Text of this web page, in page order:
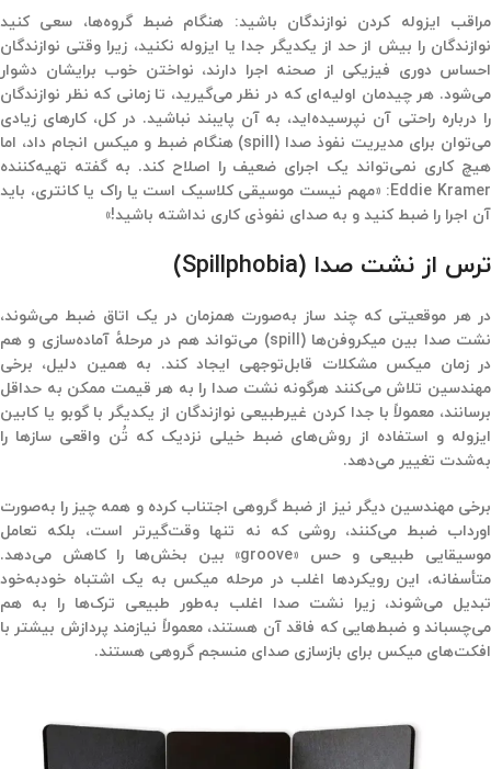
مراقب ایزوله کردن نوازندگان باشید: هنگام ضبط گروه‌ها، سعی کنید
نوازندگان را بیش از حد از یکدیگر جدا یا ایزوله نکنید، زیرا وقتی نوازندگان
احساس دوری فیزیکی از صحنه اجرا دارند، نواختن خوب برایشان دشوار
می‌شود. هر چیدمان اولیه‌ای که در نظر می‌گیرید، تا زمانی که نظر نوازندگان
را درباره راحتی آن نپرسیده‌اید، به آن پایبند نباشید. در کل، کارهای زیادی
می‌توان برای مدیریت نفوذ صدا (spill) هنگام ضبط و میکس انجام داد، اما
هیچ کاری نمی‌تواند یک اجرای ضعیف را اصلاح کند. به گفته تهیه‌کننده
Eddie Kramer: «مهم نیست موسیقی کلاسیک است یا راک یا کانتری، باید
آن اجرا را ضبط کنید و به صدای نفوذی کاری نداشته باشید!»
ترس از نشت صدا (Spillphobia)
در هر موقعیتی که چند ساز به‌صورت همزمان در یک اتاق ضبط می‌شوند،
نشت صدا بین میکروفن‌ها (spill)
می‌تواند هم در مرحلهٔ آماده‌سازی و هم
در زمان میکس مشکلات قابل‌توجهی ایجاد کند. به همین دلیل، برخی
مهندسین تلاش می‌کنند هرگونه نشت صدا را به هر قیمت ممکن به حداقل
برسانند، معمولاً با جدا کردن غیرطبیعی نوازندگان از یکدیگر با گوبو یا کابین
ایزوله و استفاده از روش‌های ضبط خیلی نزدیک که تُن واقعی سازها را
به‌شدت تغییر می‌دهد.
برخی مهندسین دیگر نیز از ضبط گروهی اجتناب کرده و همه چیز را به‌صورت
اورداب ضبط می‌کنند، روشی که نه تنها وقت‌گیرتر است، بلکه تعامل
موسیقایی طبیعی و حس «groove» بین بخش‌ها را کاهش می‌دهد.
متأسفانه، این رویکردها اغلب در مرحله میکس به یک اشتباه خودبه‌خود
تبدیل می‌شوند، زیرا نشت صدا اغلب به‌طور طبیعی ترک‌ها را به هم
می‌چسباند و ضبط‌هایی که فاقد آن هستند، معمولاً نیازمند پردازش بیشتر با
افکت‌های میکس برای بازسازی صدای منسجم گروهی هستند.